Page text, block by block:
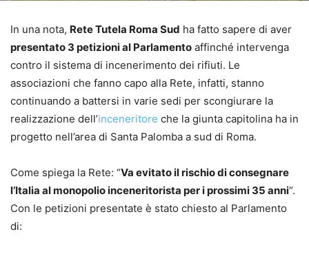
In una nota, Rete Tutela Roma Sud ha fatto sapere di aver
presentato 3 petizioni al Parlamento affinché intervenga
contro il sistema di incenerimento dei rifiuti. Le
associazioni che fanno capo alla Rete, infatti, stanno
continuando a battersi in varie sedi per scongiurare la
realizzazione dell’inceneritore che la giunta capitolina ha in
progetto nell’area di Santa Palomba a sud di Roma.
Come spiega la Rete: “Va evitato il rischio di consegnare
l’Italia al monopolio inceneritorista per i prossimi 35 anni“.
Con le petizioni presentate è stato chiesto al Parlamento
di: